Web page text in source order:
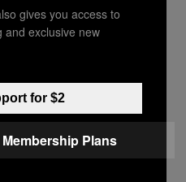
gives you access to
and exclusive new
for $2
Plans